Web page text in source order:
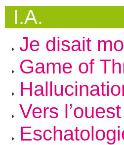
I.A.
Je disait
Game of
Vers l’ouest